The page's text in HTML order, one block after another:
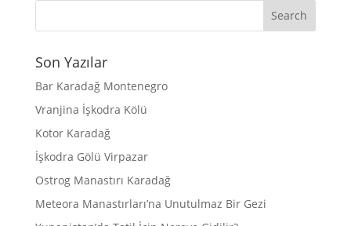
Son Yazılar
Bar Karadağ Montenegro
Vranjina İşkodra Kölü
Kotor Karadağ
İşkodra Gölü Virpazar
Ostrog Manastırı Karadağ
Meteora Manastırları’na Unutulmaz Bir Gezi